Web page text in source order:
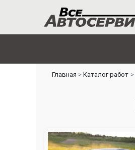
Главная Каталог работ